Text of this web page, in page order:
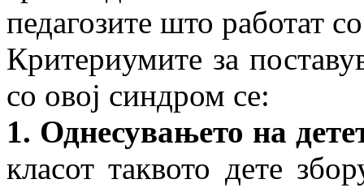
педагозите што работат
Критериумите за
со овој синдром се:
1. Однесувањето на
класот таквото дете